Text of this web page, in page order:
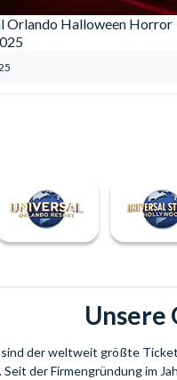
Orlando Halloween Horror
Unsere
der weltweit größte
der Firmengründung im